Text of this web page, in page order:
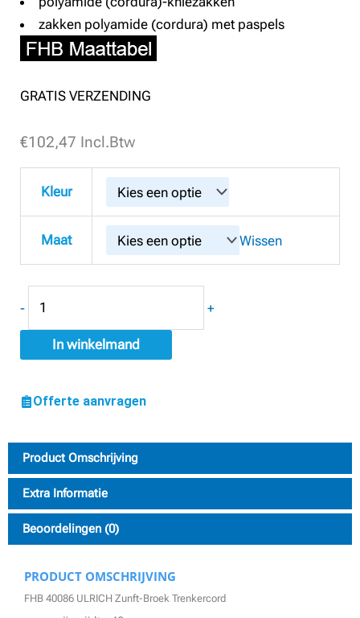
zakken polyamide (cordura) met paspels
GRATIS VERZENDING
€102,47 Incl.Btw
Kleur
Maat Wissen
-
FHB
40086
ULRICH
Broek
+
In winkelmand
Offerte aanvragen
Product Omschrijving
Extra Informatie
Beoordelingen (0)
PRODUCT OMSCHRIJVING
FHB 40086 ULRICH Zunft-Broek Trenkercord